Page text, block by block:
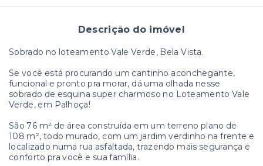
Descrição do imóvel
Sobrado no loteamento Vale Verde, Bela Vista.
Se você está procurando um cantinho aconchegante,
funcional e pronto pra morar, dá uma olhada nesse
sobrado de esquina super charmoso no Loteamento Vale
Verde, em Palhoça!
São 76 m² de área construída em um terreno plano de
108 m², todo murado, com um jardim verdinho na frente e
localizado numa rua asfaltada, trazendo mais segurança e
conforto pra você e sua família.